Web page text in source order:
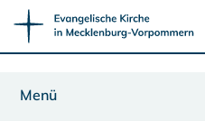
Menü